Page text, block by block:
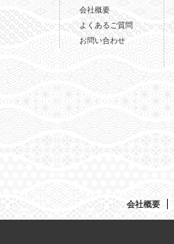
会社概要
よくあるご質問
お問い合わせ
会社概要